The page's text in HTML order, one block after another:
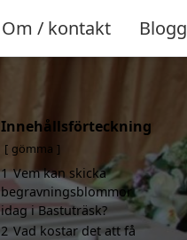
Om / kontakt Blogg
Innehållsförteckning
gömma
1 Vem kan skicka
begravningsblommor
idag i Bastuträsk?
2 Vad kostar det att få